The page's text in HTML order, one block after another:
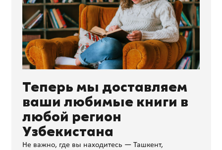
Теперь мы доставляем
ваши любимые книги в
любой регион
Узбекистана
Не важно, где вы находитесь — Ташкент,